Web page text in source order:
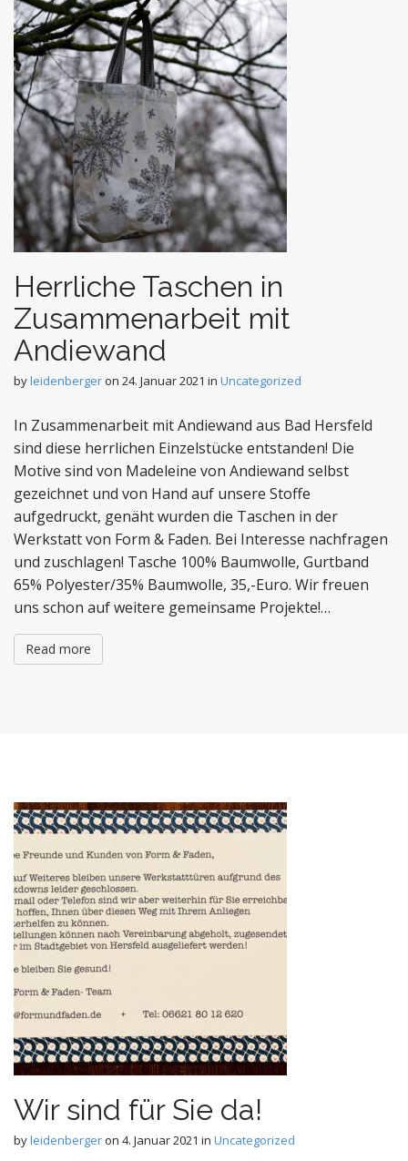
Herrliche Taschen in
Zusammenarbeit mit
Andiewand
byleidenbergeron 24. Januar 2021 in Uncategorized
In Zusammenarbeit mit Andiewand aus Bad Hersfeld
sind diese herrlichen Einzelstücke entstanden! Die
Motive sind von Madeleine von Andiewand selbst
gezeichnet und von Hand auf unsere Stoffe
aufgedruckt, genäht wurden die Taschen in der
Werkstatt von Form & Faden. Bei Interesse nachfragen
und zuschlagen! Tasche 100% Baumwolle, Gurtband
65% Polyester/35% Baumwolle, 35,-Euro. Wir freuen
uns schon auf weitere gemeinsame Projekte!…
Read more
Wir sind für Sie da!
byleidenbergeron 4. Januar 2021 in Uncategorized